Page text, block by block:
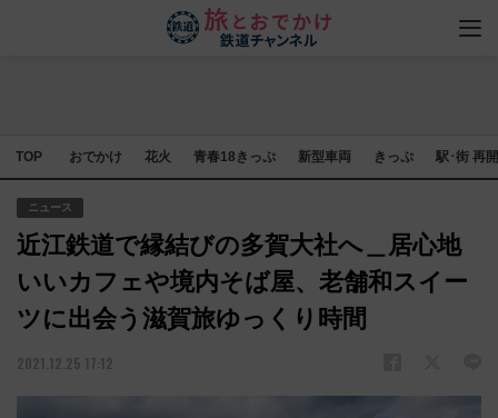
TOP おでかけ 花火 青春18きっぷ 新型車両 きっぷ 駅･街 再
ニュース
近江鉄道で縁結びの多賀大社へ＿居心地
いいカフェや境内そば屋、老舗和スイー
ツに出会う滋賀旅ゆっくり時間
2021.12.25 17:12